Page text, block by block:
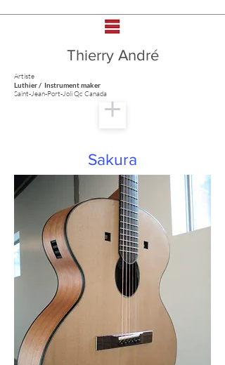
Thierry André
Artiste
Luthier / Instrument maker
Saint-Jean-Port-Joli Qc Canada
Sakura